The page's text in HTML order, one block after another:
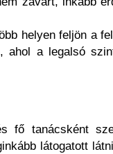
helyen feljön a
ahol a legalsó
fő tanácsként
látogatott